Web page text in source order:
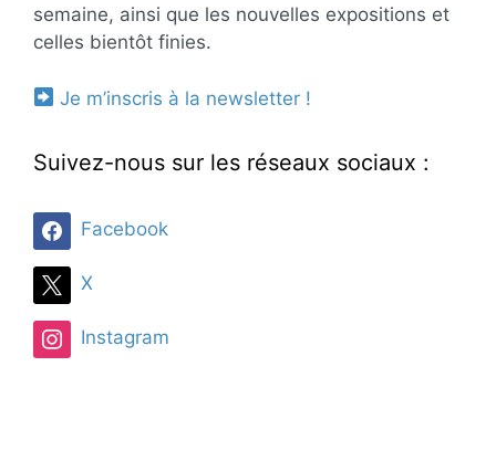
semaine, ainsi que les nouvelles expositions et
celles bientôt finies.
Je m’inscris à la newsletter !
Suivez-nous sur les réseaux sociaux :
Facebook
X
Instagram